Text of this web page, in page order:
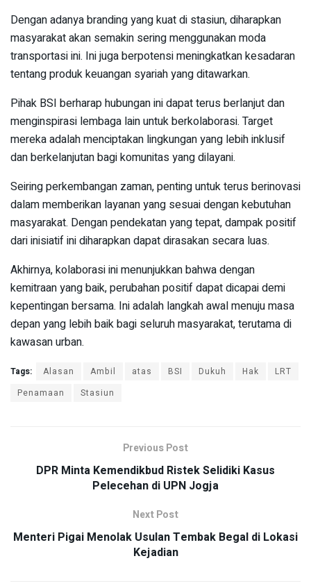
Dengan adanya branding yang kuat di stasiun, diharapkan
masyarakat akan semakin sering menggunakan moda
transportasi ini. Ini juga berpotensi meningkatkan kesadaran
tentang produk keuangan syariah yang ditawarkan.
Pihak BSI berharap hubungan ini dapat terus berlanjut dan
menginspirasi lembaga lain untuk berkolaborasi. Target
mereka adalah menciptakan lingkungan yang lebih inklusif
dan berkelanjutan bagi komunitas yang dilayani.
Seiring perkembangan zaman, penting untuk terus berinovasi
dalam memberikan layanan yang sesuai dengan kebutuhan
masyarakat. Dengan pendekatan yang tepat, dampak positif
dari inisiatif ini diharapkan dapat dirasakan secara luas.
Akhirnya, kolaborasi ini menunjukkan bahwa dengan
kemitraan yang baik, perubahan positif dapat dicapai demi
kepentingan bersama. Ini adalah langkah awal menuju masa
depan yang lebih baik bagi seluruh masyarakat, terutama di
kawasan urban.
Tags: Alasan Ambil atas BSI Dukuh Hak
LRT
Penamaan
Stasiun
Previous Post
DPR Minta Kemendikbud Ristek Selidiki Kasus
Pelecehan di UPN Jogja
Next Post
Menteri Pigai Menolak Usulan Tembak Begal di Lokasi
Kejadian